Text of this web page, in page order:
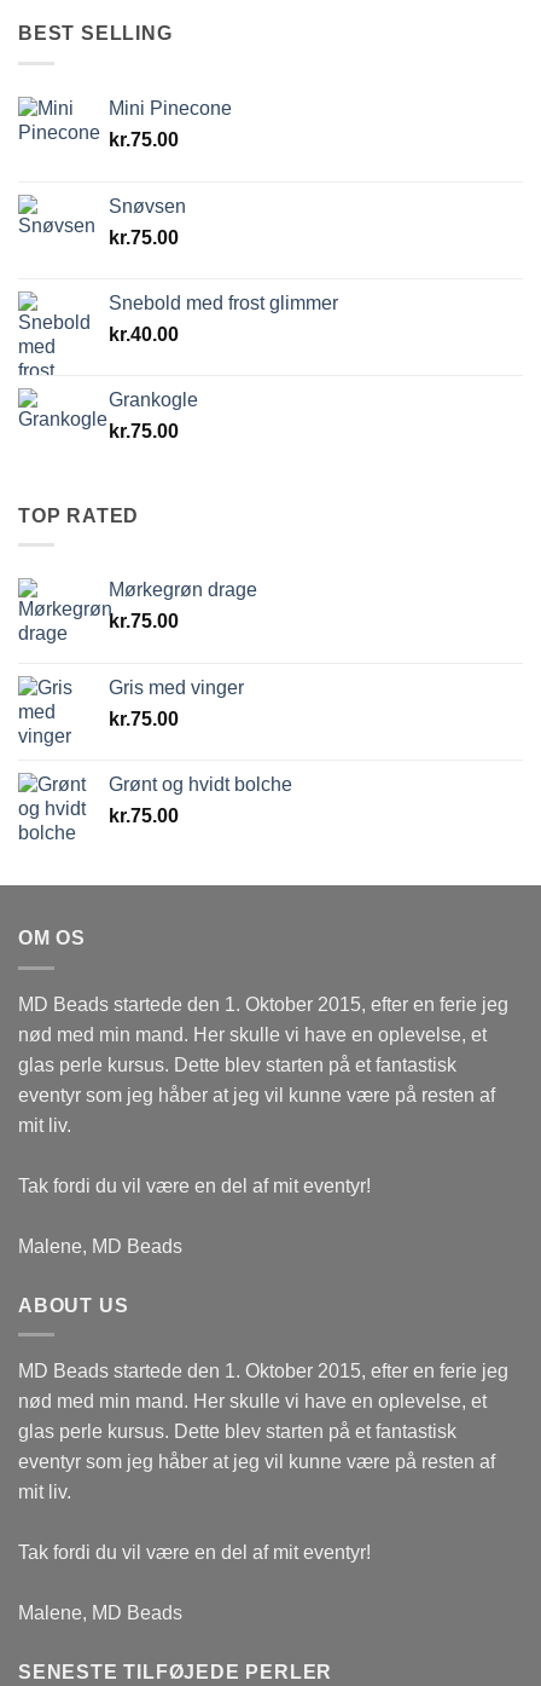
BEST SELLING
Mini Pinecone
kr.75.00
Snøvsen
kr.75.00
Snebold med frost glimmer
kr.40.00
Grankogle
kr.75.00
TOP RATED
Mørkegrøn drage
kr.75.00
Gris med vinger
kr.75.00
Grønt og hvidt bolche
kr.75.00
OM OS
MD Beads startede den 1. Oktober 2015, efter en ferie jeg
nød med min mand. Her skulle vi have en oplevelse, et
glas perle kursus. Dette blev starten på et fantastisk
eventyr som jeg håber at jeg vil kunne være på resten af
mit liv.
Tak fordi du vil være en del af mit eventyr!
Malene, MD Beads
ABOUT US
MD Beads startede den 1. Oktober 2015, efter en ferie jeg
nød med min mand. Her skulle vi have en oplevelse, et
glas perle kursus. Dette blev starten på et fantastisk
eventyr som jeg håber at jeg vil kunne være på resten af
mit liv.
Tak fordi du vil være en del af mit eventyr!
Malene, MD Beads
SENESTE TILFØJEDE PERLER